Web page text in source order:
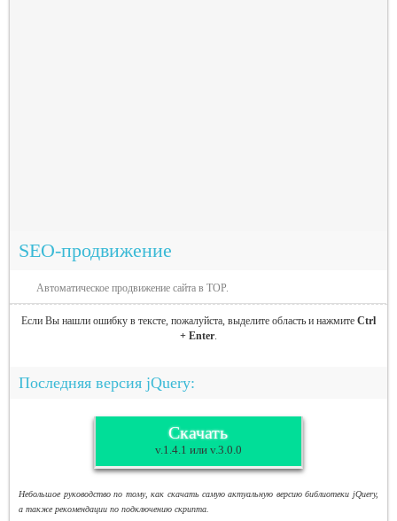
SEO-продвижение
Автоматическое продвижение сайта в TOP.
Если Вы нашли ошибку в тексте, пожалуйста, выделите область и нажмите Ctrl
+ Enter.
Последняя версия jQuery:
Скачать
v.1.4.1 или v.3.0.0
Небольшое руководство по тому, как скачать самую актуальную версию библиотеки jQuery,
а также рекомендации по подключению скрипта.